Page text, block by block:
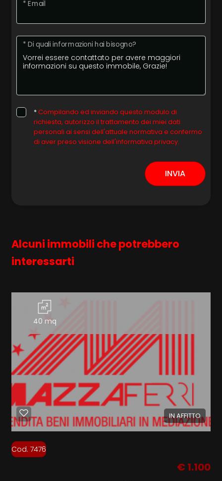
* Email
* Di quali informazioni hai bisogno?
*Compilando ed inviando questo modulo di
richiesta, autorizzo il trattamento dei miei dati
personali ai sensi dell'attuale normativa e confermo
di aver preso visione dell'informativa privacy.
INVIA
Alcuni immobili che potrebbero
interessarti
40 mq
IN AFFITTO
Cod. 7476
€ 1.100
Posto auto/Box
Balcone/Terrazzo
Arredato
Nuova costruzione